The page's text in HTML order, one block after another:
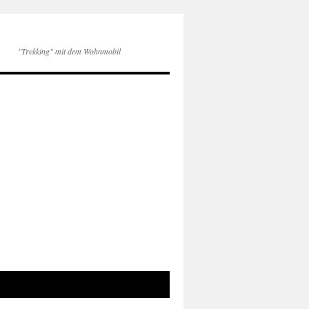
"Trekking" mit dem Wohnmobil